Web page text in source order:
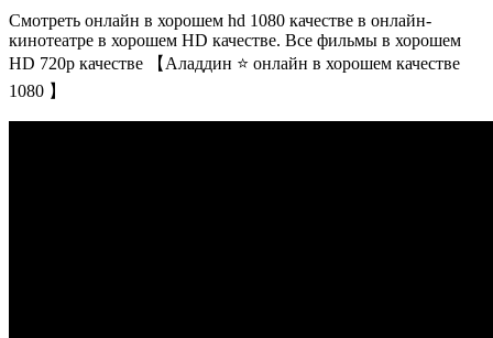
Смотреть онлайн в хорошем hd 1080 качестве в онлайн-
кинотеатре в хорошем HD качестве. Все фильмы в хорошем
HD 720p качестве 【Аладдин ⭐ онлайн в хорошем качестве
1080 】